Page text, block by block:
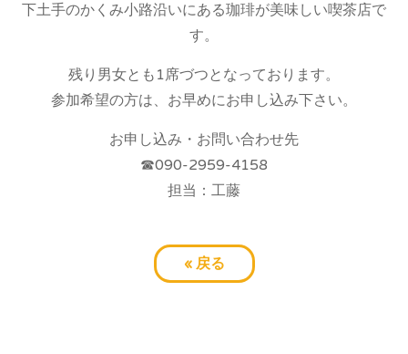
下土手のかくみ小路沿いにある珈琲が美味しい喫茶店で
す。
残り男女とも1席づつとなっております。
参加希望の方は、お早めにお申し込み下さい。
お申し込み・お問い合わせ先
☎090-2959-4158
担当：工藤
« 戻る